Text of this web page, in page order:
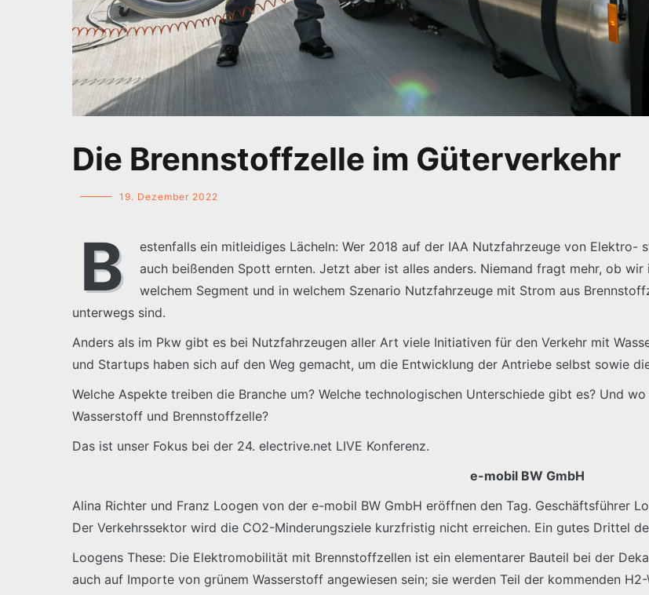
Die Brennstoffzelle im Güterverkehr
19. Dezember 2022
B
estenfalls ein mitleidiges Lächeln: Wer 2018 auf der IAA Nutzfahrzeuge von
auch beißenden Spott ernten. Jetzt aber ist alles anders. Niemand fragt mehr, ob
welchem Segment und in welchem Szenario Nutzfahrzeuge mit Strom aus
unterwegs sind.
Anders als im Pkw gibt es bei Nutzfahrzeugen aller Art viele Initiativen für den Verkehr mit
und Startups haben sich auf den Weg gemacht, um die Entwicklung der Antriebe selbst sowie
Welche Aspekte treiben die Branche um? Welche technologischen Unterschiede gibt es? Und
Wasserstoff und Brennstoffzelle?
Das ist unser Fokus bei der 24. electrive.net LIVE Konferenz.
e-mobil BW GmbH
Alina Richter und Franz Loogen von der e-mobil BW GmbH eröffnen den Tag. Geschäftsführer
Der Verkehrssektor wird die CO2-Minderungsziele kurzfristig nicht erreichen. Ein gutes Drittel
Loogens These: Die Elektromobilität mit Brennstoffzellen ist ein elementarer Bauteil bei der
auch auf Importe von grünem Wasserstoff angewiesen sein; sie werden Teil der kommenden